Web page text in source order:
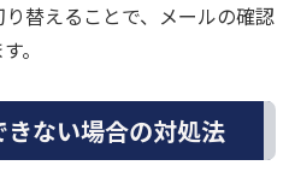
替えることで、メールの確認
。
ない場合の対処法